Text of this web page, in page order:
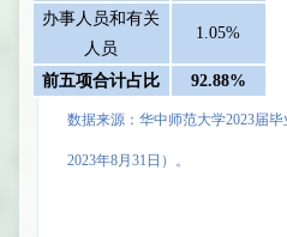
办事人员和有关
人员
1.05%
前五项合计占比 92.88%
数据来源：华中师范大学2023届
2023年8月 31 日）。